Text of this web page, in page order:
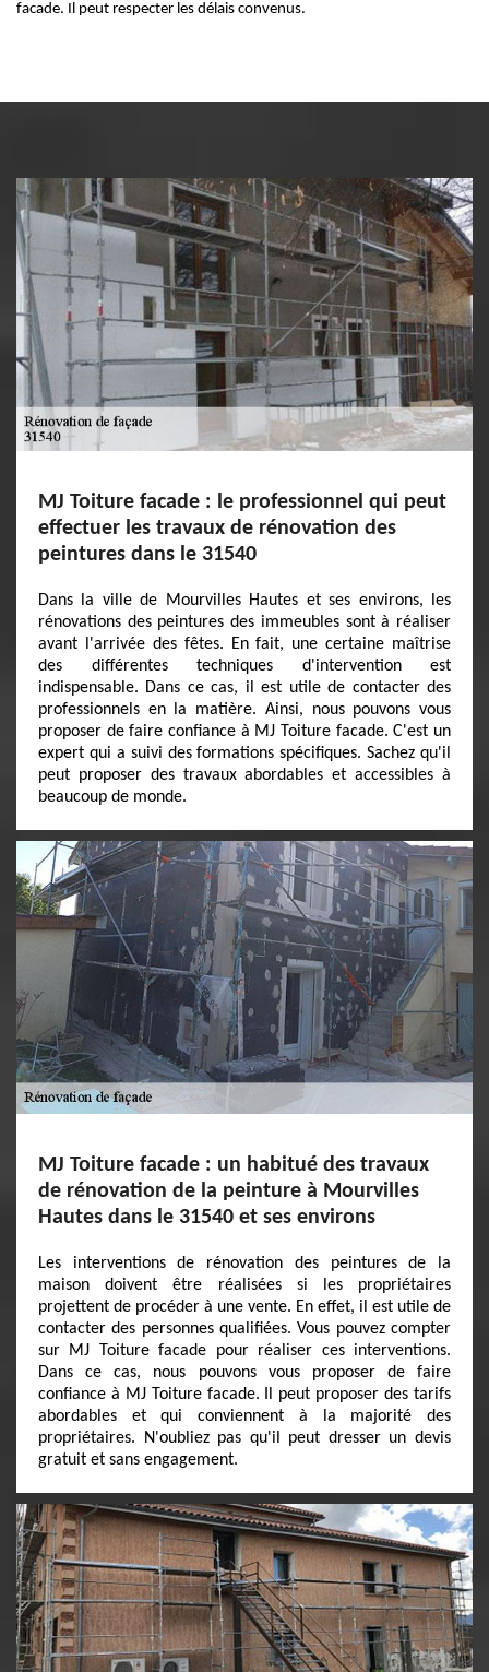
facade. Il peut respecter les délais convenus.
MJ Toiture facade : le professionnel qui peut
effectuer les travaux de rénovation des
peintures dans le 31540
Dans la ville de Mourvilles Hautes et ses environs, les
rénovations des peintures des immeubles sont à réaliser
avant l'arrivée des fêtes. En fait, une certaine maîtrise
des différentes techniques d'intervention est
indispensable. Dans ce cas, il est utile de contacter des
professionnels en la matière. Ainsi, nous pouvons vous
proposer de faire confiance à MJ Toiture facade. C'est un
expert qui a suivi des formations spécifiques. Sachez qu'il
peut proposer des travaux abordables et accessibles à
beaucoup de monde.
MJ Toiture facade : un habitué des travaux
de rénovation de la peinture à Mourvilles
Hautes dans le 31540 et ses environs
Les interventions de rénovation des peintures de la
maison doivent être réalisées si les propriétaires
projettent de procéder à une vente. En effet, il est utile de
contacter des personnes qualifiées. Vous pouvez compter
sur MJ Toiture facade pour réaliser ces interventions.
Dans ce cas, nous pouvons vous proposer de faire
confiance à MJ Toiture facade. Il peut proposer des tarifs
abordables et qui conviennent à la majorité des
propriétaires. N'oubliez pas qu'il peut dresser un devis
gratuit et sans engagement.